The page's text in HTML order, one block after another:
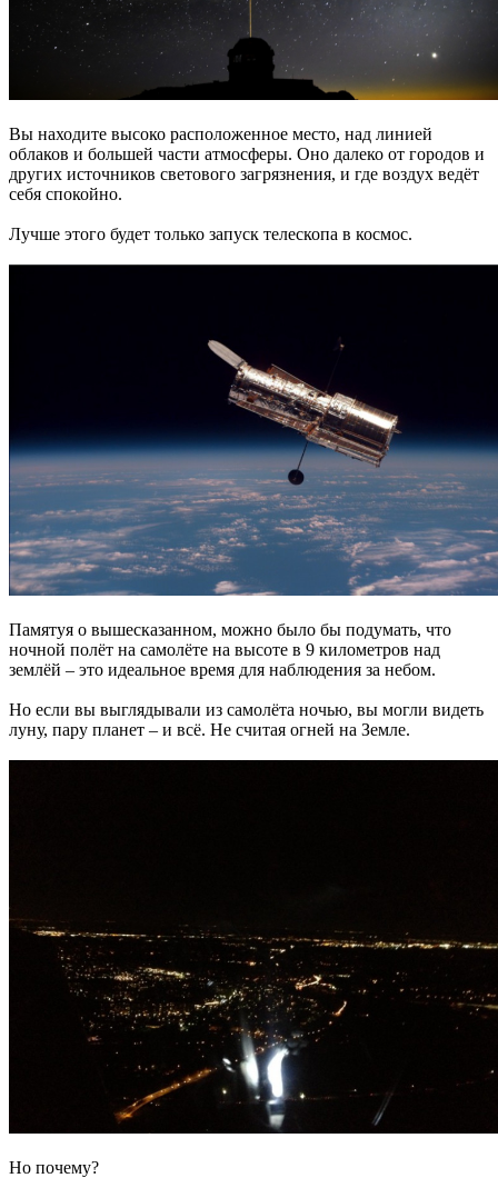
Вы находите высоко расположенное место, над линией
облаков и большей части атмосферы. Оно далеко от городов и
других источников светового загрязнения, и где воздух ведёт
себя спокойно.
Лучше этого будет только запуск телескопа в космос.
Памятуя о вышесказанном, можно было бы подумать, что
ночной полёт на самолёте на высоте в 9 километров над
землёй – это идеальное время для наблюдения за небом.
Но если вы выглядывали из самолёта ночью, вы могли видеть
луну, пару планет – и всё. Не считая огней на Земле.
Но почему?